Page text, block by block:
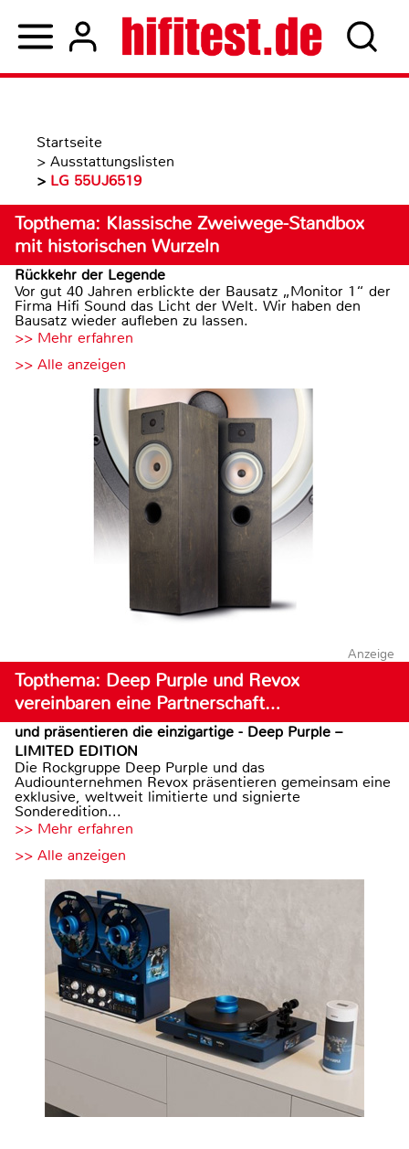
Startseite
> Ausstattungslisten
> LG 55UJ6519
Topthema: Klassische Zweiwege-Standbox
mit historischen Wurzeln
Rückkehr der Legende
Vor gut 40 Jahren erblickte der Bausatz „Monitor 1“ der
Firma Hifi Sound das Licht der Welt. Wir haben den
Bausatz wieder aufleben zu lassen.
>> Mehr erfahren
>> Alle anzeigen
Anzeige
Topthema: Deep Purple und Revox
vereinbaren eine Partnerschaft…
und präsentieren die einzigartige - Deep Purple –
LIMITED EDITION
Die Rockgruppe Deep Purple und das
Audiounternehmen Revox präsentieren gemeinsam eine
exklusive, weltweit limitierte und signierte
Sonderedition...
>> Mehr erfahren
>> Alle anzeigen